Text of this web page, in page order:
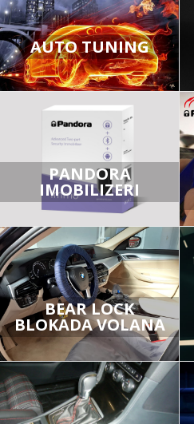
AUTO TUNING
PANDORA
IMOBILIZERI
BEAR LOCK
BLOKADA VOLANA